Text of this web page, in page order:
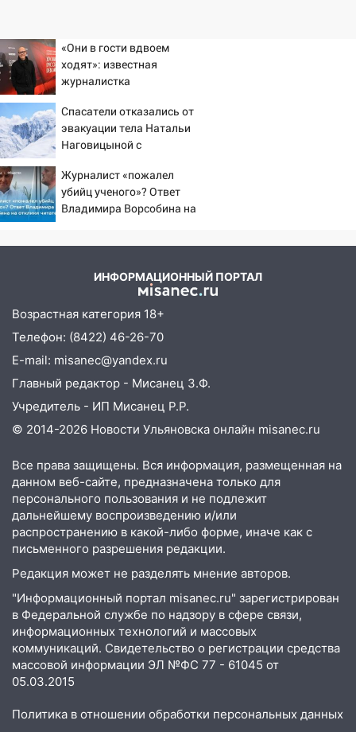
«Они в гости вдвоем
ходят»: известная
журналистка
Бондарчука и Исаковой
Спасатели отказались от
эвакуации тела Натальи
Наговицыной с
Журналист «пожалел
убийц ученого»? Ответ
Владимира Ворсобина на
ИНФОРМАЦИОННЫЙ ПОРТАЛ
Возрастная категория 18+
Телефон: (8422) 46-26-70
E-mail: misanec@yandex.ru
Главный редактор - Мисанец З.Ф.
Учредитель - ИП Мисанец Р.Р.
© 2014-2026 Новости Ульяновска онлайн misanec.ru
Все права защищены. Вся информация, размещенная на
данном веб-сайте, предназначена только для
персонального пользования и не подлежит
дальнейшему воспроизведению и/или
распространению в какой-либо форме, иначе как с
письменного разрешения редакции.
Редакция может не разделять мнение авторов.
"Информационный портал misanec.ru" зарегистрирован
в Федеральной службе по надзору в сфере связи,
информационных технологий и массовых
коммуникаций. Свидетельство о регистрации средства
массовой информации ЭЛ №ФС 77 - 61045 от
05.03.2015
Политика в отношении обработки персональных данных